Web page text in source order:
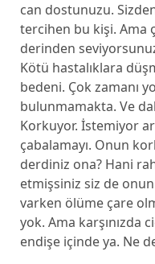
can dostunuzu.
tercihen bu kişi. Ama
derinden
Kötü hastalıklara
bedeni. Çok zamanı
bulunmamakta. Ve
Korkuyor. İstemiyor
çabalamayı. Onun
derdiniz ona? Hani
etmişsiniz siz de
varken ölüme çare
yok. Ama karşınızda
endişe içinde ya. Ne